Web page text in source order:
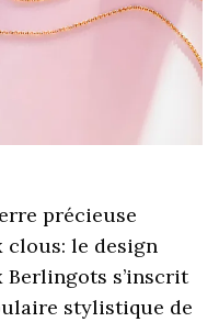
précieuse
clous: le design
Berlingots s’inscrit
stylistique de